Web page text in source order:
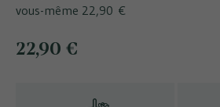
vous-même 22,90 €
22,90 €